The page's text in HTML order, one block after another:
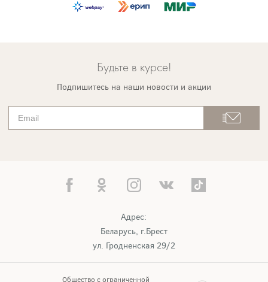
Будьте в курсе!
Подпишитесь на наши новости и акции
Адрес:
Беларусь, г.Брест
ул. Гродненская 29/2
Общество с ограниченной